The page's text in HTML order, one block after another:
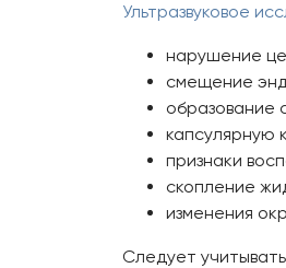
Ультразвуковое
нарушение
смещение
образование
капсулярную
признаки
скопление
изменения
Следует